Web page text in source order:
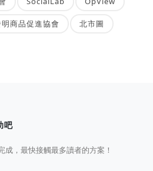
商品促進協會 北市圖
吧
，最快接觸最多讀者的方案！